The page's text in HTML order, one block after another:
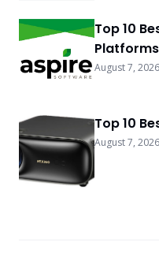
Top 10
August 7, 2026
Top 10
August 7, 2026